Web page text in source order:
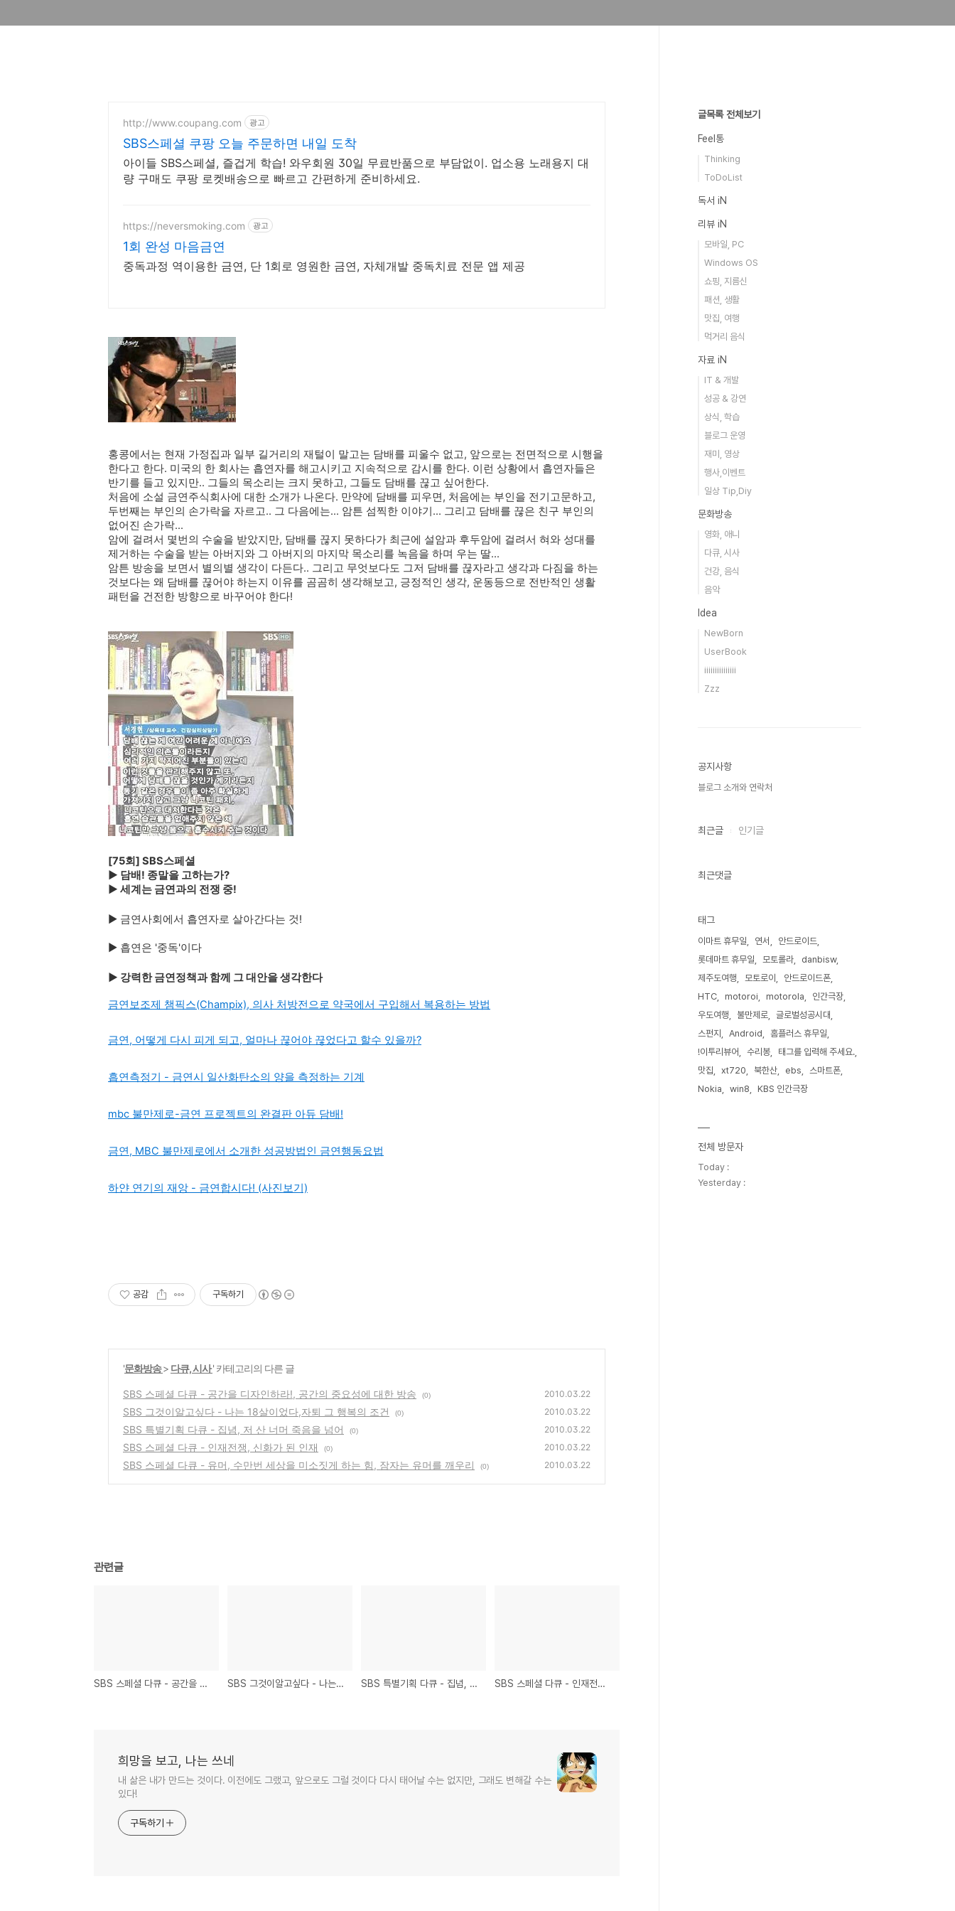
http://www.coupang.com 광고
SBS스페셜 쿠팡 오늘 주문하면 내일 도착
아이들 SBS스페셜, 즐겁게 학습! 와우회원 30일 무료반품으로 부담없이. 업소용 노래용지 대
량 구매도 쿠팡 로켓배송으로 빠르고 간편하게 준비하세요.
https://neversmoking.com 광고
1회 완성 마음금연
중독과정 역이용한 금연, 단 1회로 영원한 금연, 자체개발 중독치료 전문 앱 제공
홍콩에서는 현재 가정집과 일부 길거리의 재털이 말고는 담배를 피울수 없고, 앞으로는 전면적으로 시행을
한다고 한다. 미국의 한 회사는 흡연자를 해고시키고 지속적으로 감시를 한다. 이런 상황에서 흡연자들은
반기를 들고 있지만.. 그들의 목소리는 크지 못하고, 그들도 담배를 끊고 싶어한다.
처음에 소설 금연주식회사에 대한 소개가 나온다. 만약에 담배를 피우면, 처음에는 부인을 전기고문하고,
두번째는 부인의 손가락을 자르고.. 그 다음에는... 암튼 섬찍한 이야기... 그리고 담배를 끊은 친구 부인의
없어진 손가락...
암에 걸려서 몇번의 수술을 받았지만, 담배를 끊지 못하다가 최근에 설암과 후두암에 걸려서 혀와 성대를
제거하는 수술을 받는 아버지와 그 아버지의 마지막 목소리를 녹음을 하며 우는 딸...
암튼 방송을 보면서 별의별 생각이 다든다.. 그리고 무엇보다도 그저 담배를 끊자라고 생각과 다짐을 하는
것보다는 왜 담배를 끊어야 하는지 이유를 곰곰히 생각해보고, 긍정적인 생각, 운동등으로 전반적인 생활
패턴을 건전한 방향으로 바꾸어야 한다!
[75회] SBS스페셜
▶ 담배! 종말을 고하는가?
▶ 세계는 금연과의 전쟁 중!
▶ 금연사회에서 흡연자로 살아간다는 것!
▶ 흡연은 '중독'이다
▶ 강력한 금연정책과 함께 그 대안을 생각한다
금연보조제 챔픽스(Champix), 의사 처방전으로 약국에서 구입해서 복용하는 방법
금연, 어떻게 다시 피게 되고, 얼마나 끊어야 끊었다고 할수 있을까?
흡연측정기 - 금연시 일산화탄소의 양을 측정하는 기계
mbc 불만제로-금연 프로젝트의 완결판 아듀 담배!
금연, MBC 불만제로에서 소개한 성공방법인 금연행동요법
하얀 연기의 재앙 - 금연합시다! (사진보기)
공감 구독하기
'문화방송> 다큐, 시사' 카테고리의 다른 글
SBS 스페셜 다큐 - 공간을 디자인하라!, 공간의 중요성에 대한 방송 (0) 2010.03.22
SBS 그것이알고싶다 - 나는 18살이었다,자퇴 그 행복의 조건 (0) 2010.03.22
SBS 특별기획 다큐 - 집념, 저 산 너머 죽음을 넘어 (0) 2010.03.22
SBS 스페셜 다큐 - 인재전쟁, 신화가 된 인재 (0) 2010.03.22
SBS 스페셜 다큐 - 유머, 수만번 세상을 미소짓게 하는 힘, 잠자는 유머를 깨우리 (0) 2010.03.22
관련글
SBS 스페셜 다큐 - 공간을 디자인하라!, 공간의 중요성에 대한 방송 SBS 그것이알고싶다 - 나는 18살이었다,자퇴 그 행복의 조건 SBS 특별기획 다큐 - 집념, 저 산 너머 죽음을 넘어 SBS 스페셜 다큐 - 인재전쟁, 신화가 된 인재
희망을 보고, 나는 쓰네
내 삶은 내가 만드는 것이다. 이전에도 그랬고, 앞으로도 그럴 것이다 다시 태어날 수는 없지만, 그래도 변해갈 수는
있다!
구독하기
글목록 전체보기
Feel통
Thinking
ToDoList
독서 iN
리뷰 iN
모바일, PC
Windows OS
쇼핑, 지름신
패션, 생활
맛집, 여행
먹거리 음식
자료 iN
IT & 개발
성공 & 강연
상식, 학습
블로그 운영
재미, 영상
행사,이벤트
일상 Tip,Diy
문화방송
영화, 애니
다큐, 시사
건강, 음식
음악
Idea
NewBorn
UserBook
iiiiiiiiiiiiiii
Zzz
공지사항
블로그 소개와 연락처
최근글 인기글
최근댓글
태그
이마트 휴무일 연서
안드로이드
롯데마트 휴무일
모토롤라
danbisw
제주도여행
모토로이
안드로이드폰
HTC
motoroi motorola
인간극장
우도여행
불만제로
글로벌성공시대
스펀지
Android
홈플러스 휴무일
!이투리뷰어
수리봉
태그를 입력해 주세요.
맛집
xt720 북한산 ebs
스마트폰
Nokia
win8 KBS 인간극장
전체 방문자
Today :
Yesterday :